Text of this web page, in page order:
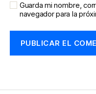
Guarda mi nombre,
navegador para la